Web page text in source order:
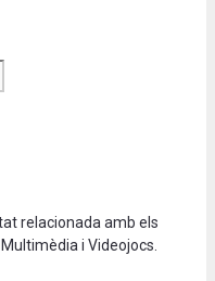
relacionada amb els
i Videojocs.